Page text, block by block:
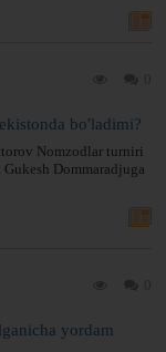
bo'ladimi?
Nomzodlar turniri
Dommaradjuga
yordam